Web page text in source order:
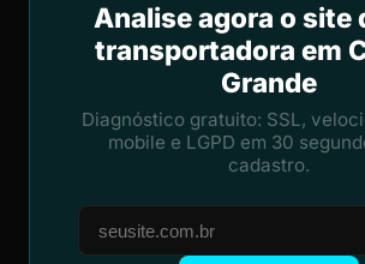
Analise agora o site
transportadora em
Grande
Diagnóstico gratuito: SSL,
mobile e LGPD em 30
cadastro.